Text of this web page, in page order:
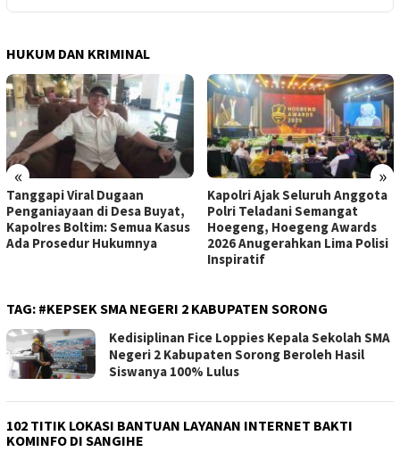
HUKUM DAN KRIMINAL
« »
Tanggapi Viral Dugaan
Penganiayaan di Desa Buyat,
Kapolres Boltim: Semua Kasus
Ada Prosedur Hukumnya
Kapolri Ajak Seluruh Anggota
Polri Teladani Semangat
Hoegeng, Hoegeng Awards
2026 Anugerahkan Lima Polisi
Inspiratif
TAG: #KEPSEK SMA NEGERI 2 KABUPATEN SORONG
Kedisiplinan Fice Loppies Kepala Sekolah SMA
Negeri 2 Kabupaten Sorong Beroleh Hasil
Siswanya 100% Lulus
102 TITIK LOKASI BANTUAN LAYANAN INTERNET BAKTI
KOMINFO DI SANGIHE